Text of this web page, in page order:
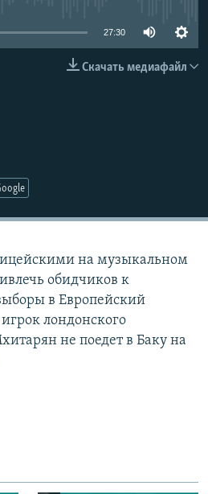
27:30
Скачать медиафайл
на музыкальном
обидчиков к
в Европейский
лондонского
не поедет в Баку на